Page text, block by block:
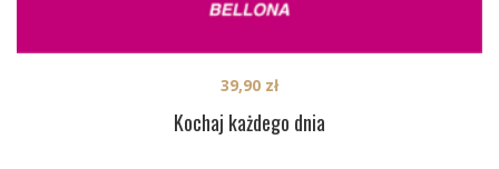
Kochaj każdego dnia
39,90 zł